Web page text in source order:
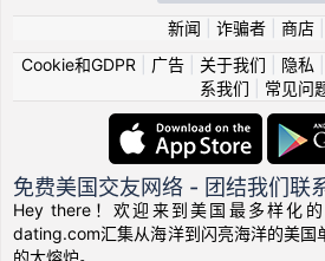
新闻 诈骗者| 商店|
Cookie和GDPR
广告| 关于我们 隐私
系我们
常见问
免费美国交友网络 - 团结我们联
Hey there！欢迎来到美国最多样化
dating.com汇集从海洋到闪亮海洋的美国
的大熔炉。